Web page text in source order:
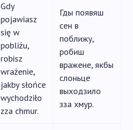
Gdy
pojawiasz
się w
pobliżu,
robisz
wrażenie,
jakby słońce
wychodziło
zza chmur.
Гды появяш
сен в
поближу,
робиш
вражене, якбы
слоньце
выходзило
зза хмур.